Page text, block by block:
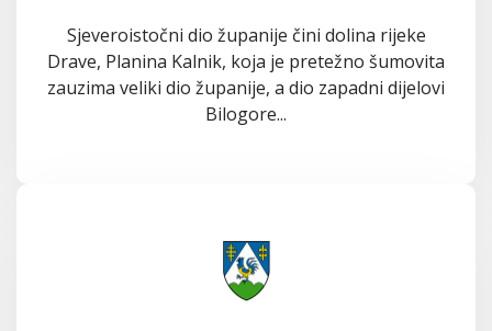
Sjeveroistočni dio županije čini dolina rijeke
Drave, Planina Kalnik, koja je pretežno šumovita
zauzima veliki dio županije, a dio zapadni dijelovi
Bilogore...